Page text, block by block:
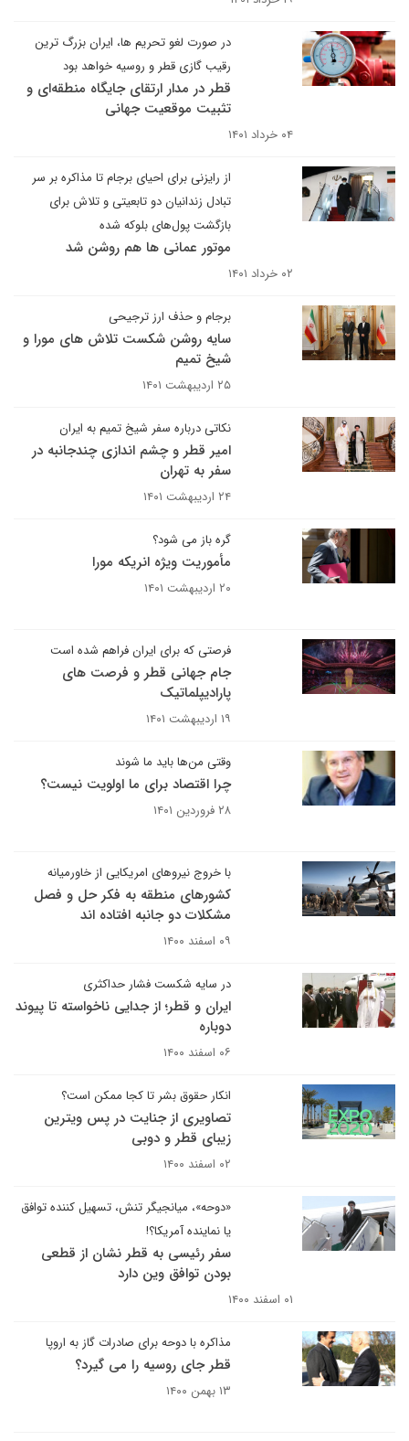
در صورت لغو تحریم ها، ایران بزرگ ترین
رقیب گازی قطر و روسیه خواهد بود
قطر در مدار ارتقای جایگاه منطقه‌ای و
تثبیت موقعیت جهانی
۰۴ خرداد ۱۴۰۱
از رایزنی برای احیای برجام تا مذاکره بر سر
تبادل زندانیان دو تابعیتی و تلاش برای
بازگشت پول‌های بلوکه شده
موتور عمانی ها هم روشن شد
۰۲ خرداد ۱۴۰۱
برجام و حذف ارز ترجیحی
سایه روشن شکست تلاش های مورا و
شیخ تمیم
۲۵ اردیبهشت ۱۴۰۱
نکاتی درباره سفر شیخ تمیم به ایران
امیر قطر و چشم اندازی چندجانبه در
سفر به تهران
۲۴ اردیبهشت ۱۴۰۱
گره باز می شود؟
مأموریت ویژه انریکه مورا
۲۰ اردیبهشت ۱۴۰۱
فرصتی که برای ایران فراهم شده است
جام جهانی قطر و فرصت های
پارادیپلماتیک
۱۹ اردیبهشت ۱۴۰۱
وقتی من‌ها باید ما شوند
چرا اقتصاد برای ما اولویت نیست؟
۲۸ فروردین ۱۴۰۱
با خروج نیروهای امریکایی از خاورمیانه
کشورهای منطقه به فکر حل و فصل
مشکلات دو جانبه افتاده اند
۰۹ اسفند ۱۴۰۰
در سایه شکست فشار حداکثری
ایران و قطر؛ از جدایی ناخواسته تا پیوند
دوباره
۰۶ اسفند ۱۴۰۰
انکار حقوق بشر تا کجا ممکن است؟
تصاویری از جنایت در پس ویترین
زیبای قطر و دوبی
۰۲ اسفند ۱۴۰۰
«دوحه»، میانجیگر تنش، تسهیل کننده توافق
یا نماینده آمریکا؟!
سفر رئیسی به قطر نشان از قطعی
بودن توافق وین دارد
۰۱ اسفند ۱۴۰۰
مذاکره با دوحه برای صادرات گاز به اروپا
قطر جای روسیه را می گیرد؟
۱۳ بهمن ۱۴۰۰